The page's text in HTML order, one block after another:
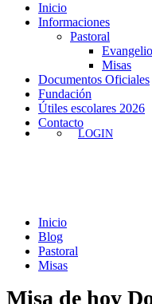
Inicio
Informaciones
Pastoral
Misas
Documentos Oficiales
Fundación
Útiles escolares 2026
Contacto
LOGIN
Inicio
Blog
Pastoral
Misas
Misa de hoy